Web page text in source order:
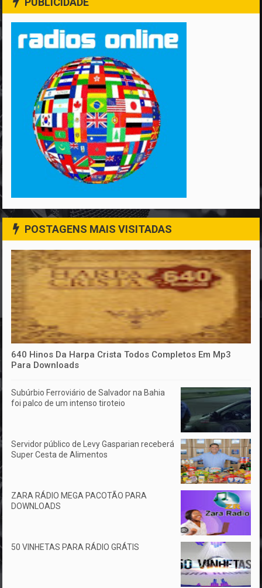
POSTAGENS MAIS VISITADAS
640 Hinos Da Harpa Crista Todos Completos Em Mp3
Para Downloads
Subúrbio Ferroviário de Salvador na Bahia
foi palco de um intenso tiroteio
Servidor público de Levy Gasparian receberá
Super Cesta de Alimentos
ZARA RÁDIO MEGA PACOTÃO PARA
DOWNLOADS
50 VINHETAS PARA RÁDIO GRÁTIS